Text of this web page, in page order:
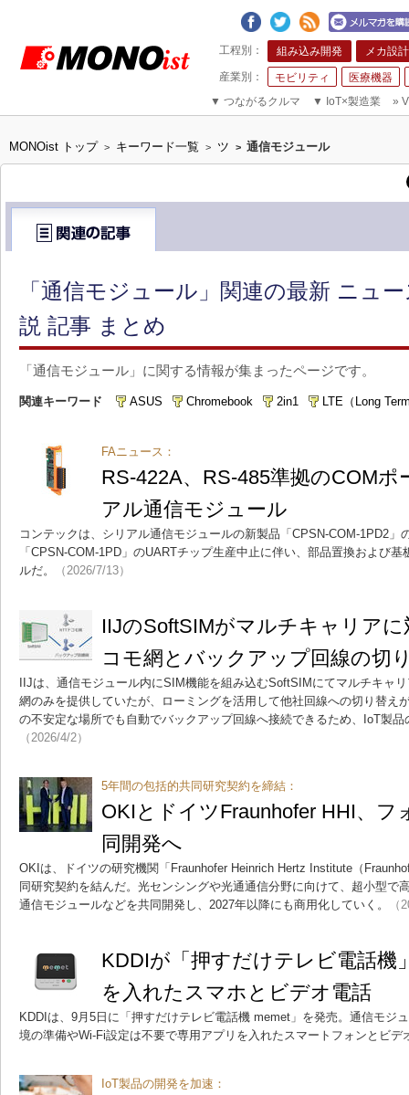
組み込み開発 メカ設計
モビリティ
医療機器
▼ つながるクルマ ▼ IoT×製造業 »
MONOist トップ > キーワード一覧 > ツ > 通信モジュール
「通信モジュール」関連の最新 ニュ
説 記事 まとめ
「通信モジュール」に関する情報が集まったページです。
関連キーワード ASUS Chromebook 2in1 LTE（Long
FAニュース：
RS-422A、RS-485準拠のCOM
アル通信モジュール
コンテックは、シリアル通信モジュールの新製品「CPSN-COM-1PD2」
「CPSN-COM-1PD」のUARTチップ生産中止に伴い、部品置換および
ルだ。
（2026/7/13）
IIJのSoftSIMがマルチキャリア
コモ網とバックアップ回線の切
IIJは、通信モジュール内にSIM機能を組み込むSoftSIMにてマルチキャ
網のみを提供していたが、ローミングを活用して他社回線への切り替え
の不安定な場所でも自動でバックアップ回線へ接続できるため、IoT製
（2026/4/2）
5年間の包括的共同研究契約を締結：
OKIとドイツFraunhofer HHI、フ
同開発へ
OKIは、ドイツの研究機関「Fraunhofer Heinrich Hertz Institute（
同研究契約を結んだ。光センシングや光通通信分野に向けて、超小型で
通信モジュールなどを共同開発し、2027年以降にも商用化していく。
（
KDDIが「押すだけテレビ電話
を入れたスマホとビデオ電話
KDDIは、9月5日に「押すだけテレビ電話機 memet」を発売。通信モジ
境の準備やWi-Fi設定は不要で専用アプリを入れたスマートフォンとビデ
IoT製品の開発を加速：